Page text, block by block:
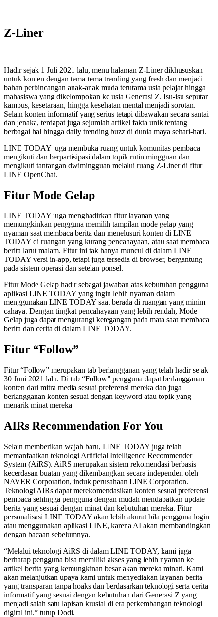
Z-Liner
Hadir sejak 1 Juli 2021 lalu, menu halaman Z-Liner dikhususkan
untuk konten dengan tema-tema trending yang fresh dan menjadi
bahan perbincangan anak-anak muda terutama usia pelajar hingga
mahasiswa yang dikelompokan ke usia Generasi Z. Isu-isu seputar
kampus, kesetaraan, hingga kesehatan mental menjadi sorotan.
Selain konten informatif yang serius tetapi dibawakan secara santai
dan jenaka, terdapat juga sejumlah artikel fakta unik tentang
berbagai hal hingga daily trending buzz di dunia maya sehari-hari.
LINE TODAY juga membuka ruang untuk komunitas pembaca
mengikuti dan berpartisipasi dalam topik rutin mingguan dan
mengikuti tantangan dwimingguan melalui ruang Z-Liner di fitur
LINE OpenChat.
Fitur Mode Gelap
LINE TODAY juga menghadirkan fitur layanan yang
memungkinkan pengguna memilih tampilan mode gelap yang
nyaman saat membaca berita dan menelusuri konten di LINE
TODAY di ruangan yang kurang pencahayaan, atau saat membaca
berita larut malam. Fitur ini tak hanya muncul di dalam LINE
TODAY versi in-app, tetapi juga tersedia di browser, bergantung
pada sistem operasi dan setelan ponsel.
Fitur Mode Gelap hadir sebagai jawaban atas kebutuhan pengguna
aplikasi LINE TODAY yang ingin lebih nyaman dalam
menggunakan LINE TODAY saat berada di ruangan yang minim
cahaya. Dengan tingkat pencahayaan yang lebih rendah, Mode
Gelap juga dapat mengurangi ketegangan pada mata saat membaca
berita dan cerita di dalam LINE TODAY.
Fitur “Follow”
Fitur “Follow” merupakan tab berlangganan yang telah hadir sejak
30 Juni 2021 lalu. Di tab “Follow” pengguna dapat berlangganan
konten dari mitra media sesuai preferensi mereka dan juga
berlangganan konten sesuai dengan keyword atau topik yang
menarik minat mereka.
AIRs Recommendation For You
Selain memberikan wajah baru, LINE TODAY juga telah
memanfaatkan teknologi Artificial Intelligence Recommender
System (AiRS). AiRS merupakan sistem rekomendasi berbasis
kecerdasan buatan yang dikembangkan secara independen oleh
NAVER Corporation, induk perusahaan LINE Corporation.
Teknologi AIRs dapat merekomendasikan konten sesuai preferensi
pembaca sehingga pengguna dengan mudah mendapatkan update
berita yang sesuai dengan minat dan kebutuhan mereka. Fitur
personalisasi LINE TODAY akan lebih akurat bila pengguna login
atau menggunakan aplikasi LINE, karena AI akan membandingkan
dengan bacaan sebelumnya.
“Melalui teknologi AiRS di dalam LINE TODAY, kami juga
berharap pengguna bisa memiliki akses yang lebih nyaman ke
artikel berita yang kemungkinan besar akan mereka minati. Kami
akan melanjutkan upaya kami untuk menyediakan layanan berita
yang transparan tanpa hoaks dan berdasarkan teknologi serta cerita
informatif yang sesuai dengan kebutuhan dari Generasi Z yang
menjadi salah satu lapisan krusial di era perkembangan teknologi
digital ini.” tutup Dodi.